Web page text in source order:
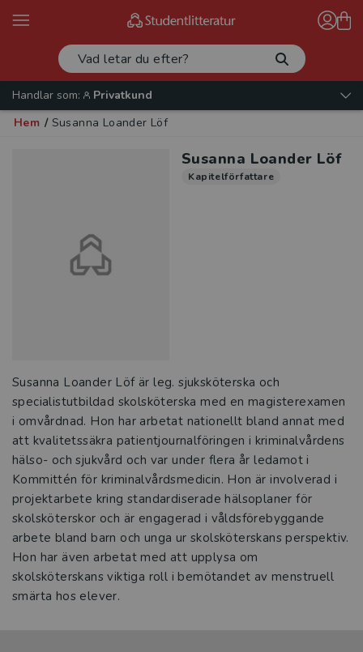
Handlar som:
Privatkund
Hem / Susanna Loander Löf
Susanna Loander Löf
Kapitelförfattare
Susanna Loander Löf är leg. sjuksköterska och
specialistutbildad skolsköterska med en magisterexamen
i omvårdnad. Hon har arbetat nationellt bland annat med
att kvalitetssäkra patientjournalföringen i kriminalvårdens
hälso- och sjukvård och var under flera år ledamot i
Kommittén för kriminalvårdsmedicin. Hon är involverad i
projektarbete kring standardiserade hälsoplaner för
skolsköterskor och är engagerad i våldsförebyggande
arbete bland barn och unga ur skolsköterskans perspektiv.
Hon har även arbetat med att upplysa om
skolsköterskans viktiga roll i bemötandet av menstruell
smärta hos elever.